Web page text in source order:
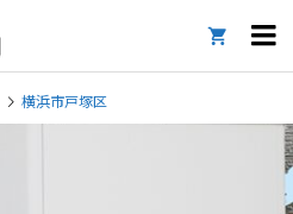

横浜市戸塚区